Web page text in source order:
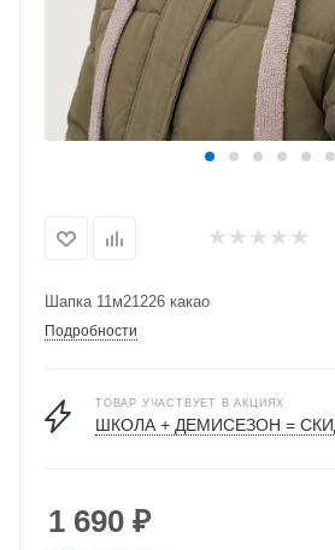
Шапка 11м21226 какао
Подробности
ТОВАР УЧАСТВУЕТ В АКЦИЯХ
ШКОЛА + ДЕМИСЕЗОН =
1 690 ₽